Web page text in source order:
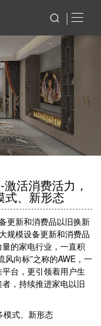
活消费活力，
式、新形态
新和消费品以旧换新
规模设备更新和消费品
的家电行业，一直积
风向标”之称的AWE，一
台，更引领着用户生
，持续推进家电以旧
式、新形态